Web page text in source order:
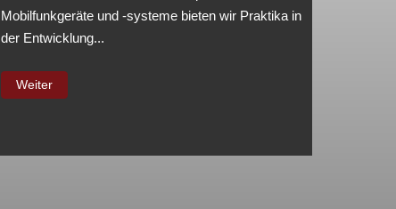
Mobilfunkgeräte und -systeme bieten wir Praktika in
der Entwicklung...
Weiter